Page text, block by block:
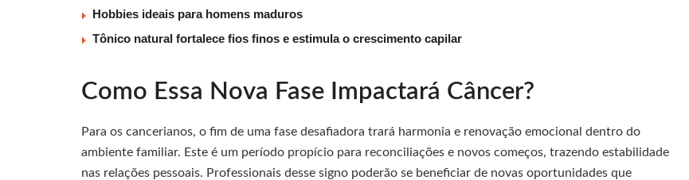
Hobbies ideais para homens maduros
Tônico natural fortalece fios finos e estimula o crescimento capilar
Como Essa Nova Fase Impactará Câncer?
Para os cancerianos, o fim de uma fase desafiadora trará harmonia e renovação emocional dentro do
ambiente familiar. Este é um período propício para reconciliações e novos começos, trazendo estabilidade
nas relações pessoais. Professionais desse signo poderão se beneficiar de novas oportunidades que